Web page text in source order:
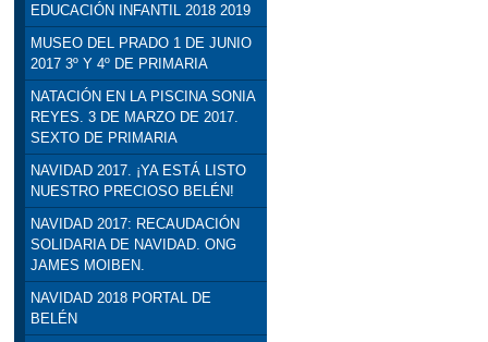
EDUCACIÓN INFANTIL 2018 2019
MUSEO DEL PRADO 1 DE JUNIO
2017 3º Y 4º DE PRIMARIA
NATACIÓN EN LA PISCINA SONIA
REYES. 3 DE MARZO DE 2017.
SEXTO DE PRIMARIA
NAVIDAD 2017. ¡YA ESTÁ LISTO
NUESTRO PRECIOSO BELÉN!
NAVIDAD 2017: RECAUDACIÓN
SOLIDARIA DE NAVIDAD. ONG
JAMES MOIBEN.
NAVIDAD 2018 PORTAL DE
BELÉN